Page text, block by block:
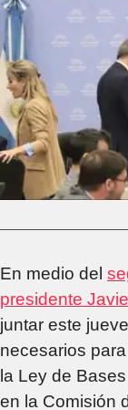
En medio del
presidente
juntar este
necesarios
la Ley de
en la Comisión